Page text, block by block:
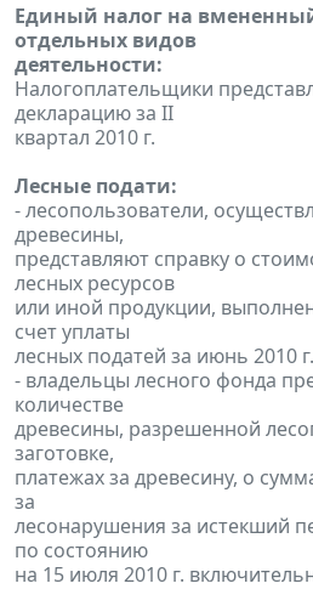
Единый налог на
отдельных видов
деятельности:
Налогоплательщики
декларацию за II
квартал 2010 г.
Лесные подати:
- лесопользователи,
древесины,
представляют справку о
лесных ресурсов
или иной продукции,
счет уплаты
лесных податей за июнь 2010
- владельцы лесного фонда
количестве
древесины, разрешенной
заготовке,
платежах за древесину, о
за
лесонарушения за истекший
по состоянию
на 15 июля 2010 г.